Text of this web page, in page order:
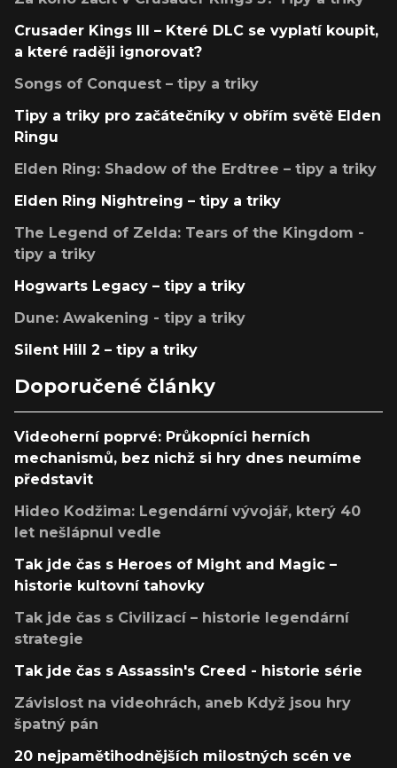
Crusader Kings III – Které DLC se vyplatí koupit,
a které raději ignorovat?
Songs of Conquest – tipy a triky
Tipy a triky pro začátečníky v obřím světě Elden
Ringu
Elden Ring: Shadow of the Erdtree – tipy a triky
Elden Ring Nightreing – tipy a triky
The Legend of Zelda: Tears of the Kingdom -
tipy a triky
Hogwarts Legacy – tipy a triky
Dune: Awakening - tipy a triky
Silent Hill 2 – tipy a triky
Doporučené články
Videoherní poprvé: Průkopníci herních
mechanismů, bez nichž si hry dnes neumíme
představit
Hideo Kodžima: Legendární vývojář, který 40
let nešlápnul vedle
Tak jde čas s Heroes of Might and Magic –
historie kultovní tahovky
Tak jde čas s Civilizací – historie legendární
strategie
Tak jde čas s Assassin's Creed - historie série
Závislost na videohrách, aneb Když jsou hry
špatný pán
20 nejpamětihodnějších milostných scén ve